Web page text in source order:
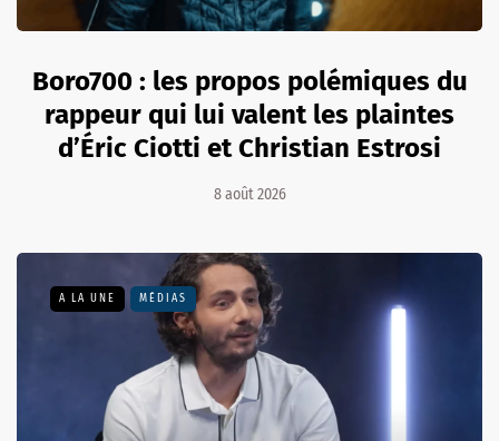
Boro700 : les propos polémiques du
rappeur qui lui valent les plaintes
d’Éric Ciotti et Christian Estrosi
8 août 2026
A LA UNE MÉDIAS